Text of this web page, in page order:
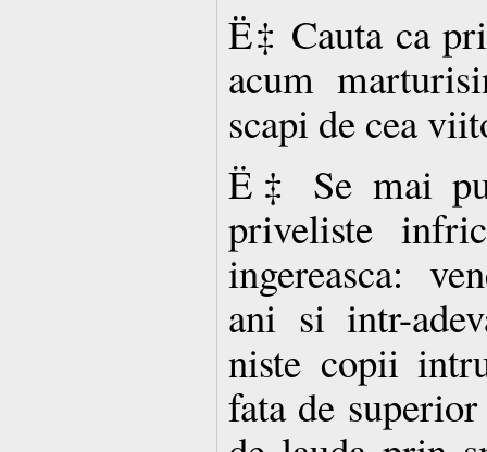
Ë‡ Cauta ca
acum
scapi de cea
Ë‡ Se mai
priveliste
ingereasca:
ani si intr-
niste copii
fata de